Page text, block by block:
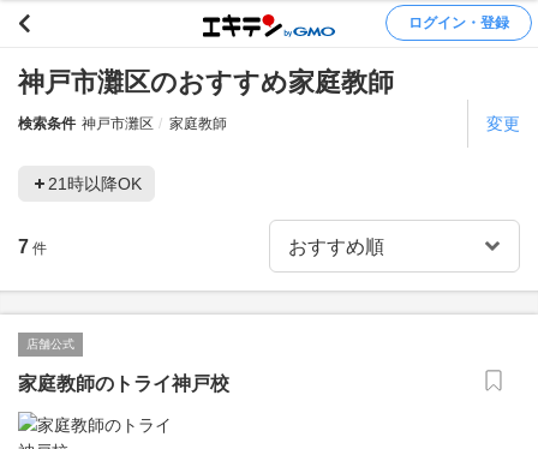
ログイン・登録
神戸市灘区のおすすめ家庭教師
検索条件 神戸市灘区 家庭教師 変更
21時以降OK
7 件
店舗公式
家庭教師のトライ神戸校